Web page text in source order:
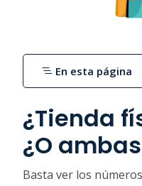
¿Tienda
¿O
Basta ver los
En esta página